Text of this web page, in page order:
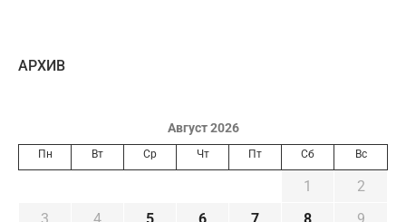
AРХИВ
Август 2026
Пн Вт Ср Чт Пт Сб Вс
1
2